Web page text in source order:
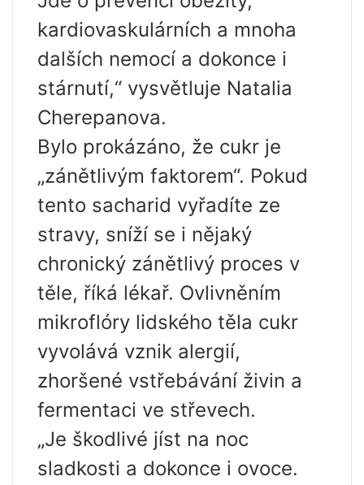
kardiovaskulárních a mnoha
dalších nemocí a dokonce i
stárnutí,“ vysvětluje Natalia
Cherepanova.
Bylo prokázáno, že cukr je
„zánětlivým faktorem“. Pokud
tento sacharid vyřadíte ze
stravy, sníží se i nějaký
chronický zánětlivý proces v
těle, říká lékař. Ovlivněním
mikroflóry lidského těla cukr
vyvolává vznik alergií,
zhoršené vstřebávání živin a
fermentaci ve střevech.
„Je škodlivé jíst na noc
sladkosti a dokonce i ovoce.